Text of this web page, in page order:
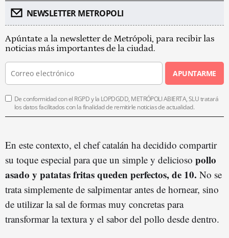
NEWSLETTER METROPOLI
Apúntate a la newsletter de Metrópoli, para recibir las
noticias más importantes de la ciudad.
APUNTARME
De conformidad con el RGPD y la LOPDGDD, METRÓPOLI ABIERTA, SLU tratará
los datos facilitados con la finalidad de remitirle noticias de actualidad.
En este contexto, el chef catalán ha decidido compartir
su toque especial para que un simple y delicioso pollo
asado y patatas fritas queden perfectos, de 10. No se
trata simplemente de salpimentar antes de hornear, sino
de utilizar la sal de formas muy concretas para
transformar la textura y el sabor del pollo desde dentro.